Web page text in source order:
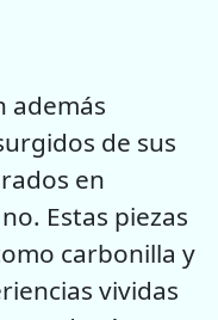
además
de sus
en
Estas piezas
carbonilla y
vividas